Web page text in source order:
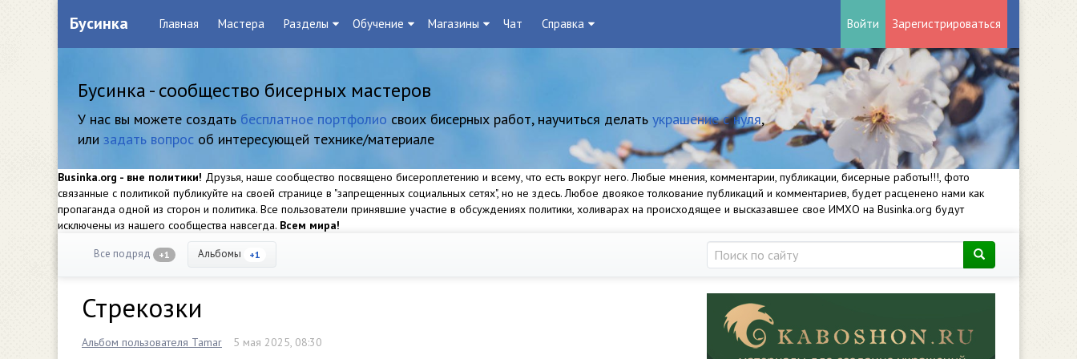
Бусинка Главная Мастера Разделы Обучение Магазины Чат Справка Войти Зарегистрироваться
Бусинка - сообщество бисерных мастеров
У нас вы можете создать бесплатное портфолио своих бисерных работ, научиться делать украшение с нуля,
или задать вопрос об интересующей технике/материале
Businka.org - вне политики! Друзья, наше сообщество посвящено бисероплетению и всему, что есть вокруг него. Любые мнения, комментарии, публикации, бисерные работы!!!, фото
связанные с политикой публикуйте на своей странице в "запрещенных социальных сетях", но не здесь. Любое двоякое толкование публикаций и комментариев, будет расценено нами как
пропаганда одной из сторон и политика. Все пользователи принявшие участие в обсуждениях политики, холиварах на происходящее и высказавшее свое ИМХО на Businka.org будут
исключены из нашего сообщества навсегда. Всем мира!
Все подряд +1 Альбомы +1
Стрекозки
Альбом пользователя Tamar 5 мая 2025, 08:30